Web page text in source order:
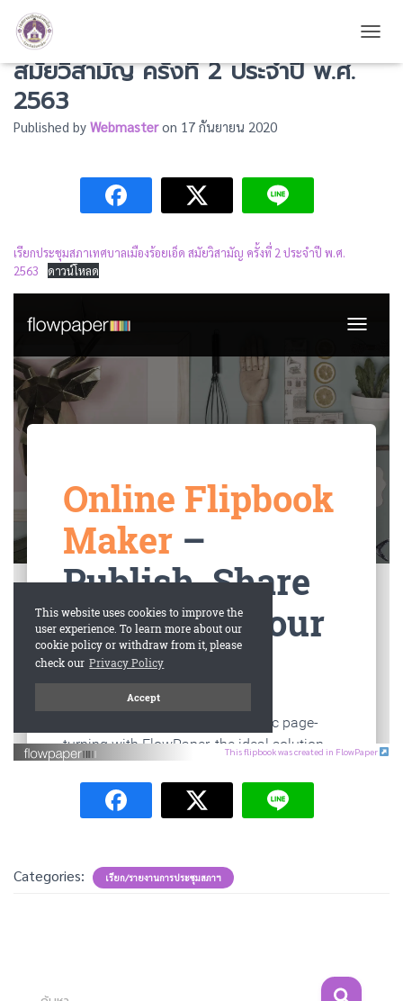
เรียกประชุมสภาเทศบาลเมืองร้อยเอ็ด
สมัยวิสามัญ ครั้งที่ 2 ประจำปี พ.ศ.
2563
Published by Webmasteron 17 กันยายน 2020
เรียกประชุมสภาเทศบาลเมืองร้อยเอ็ด สมัยวิสามัญ ครั้งที่ 2 ประจำปี พ.ศ.
2563
ดาวน์โหลด
This flipbook was created in FlowPaper
Categories: เรียก/รายงานการประชุมสภาฯ
ค้